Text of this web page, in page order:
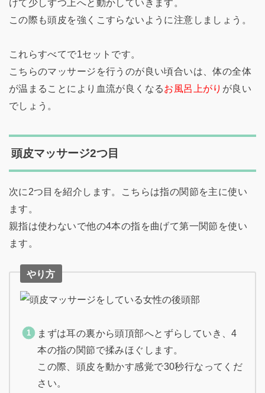
けて少しずつ上へと動かしていきます。
この際も頭皮を強くこすらないように注意しましょう。
これらすべてで1セットです。
こちらのマッサージを行うのが良い頃合いは、体の全体
が温まることにより血流が良くなるお風呂上がり が良い
でしょう。
頭皮マッサージ2つ目
次に2つ目を紹介します。こちらは指の関節を主に使い
ます。
親指は使わないで他の4本の指を曲げて第一関節を使い
ます。
やり方
まずは耳の裏から頭頂部へとずらしていき、4
本の指の関節で揉みほぐします。
この際、頭皮を動かす感覚で30秒行なってくだ
さい。